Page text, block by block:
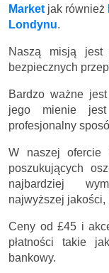
Market jak również
Londynu.
Naszą misją jest
bezpiecznych
Bardzo ważne
jego mienie
profesjonalny
W naszej ofercie
poszukujących
najbardziej
najwyższej jakości,
Ceny od £45 i
płatności takie
bankowy.